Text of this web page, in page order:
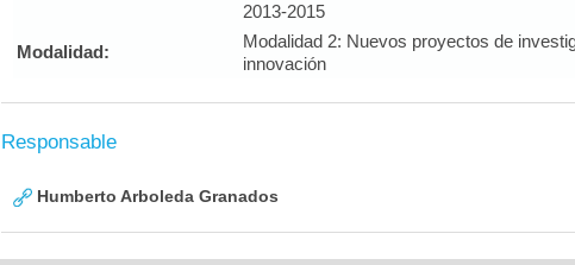
2013-2015
Modalidad:
Modalidad 2: Nuevos proyectos de
innovación
Responsable
Humberto Arboleda Granados